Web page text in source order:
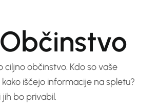
občinstvo. Kdo so vaše
iščejo informacije na spletu?
bo privabil.